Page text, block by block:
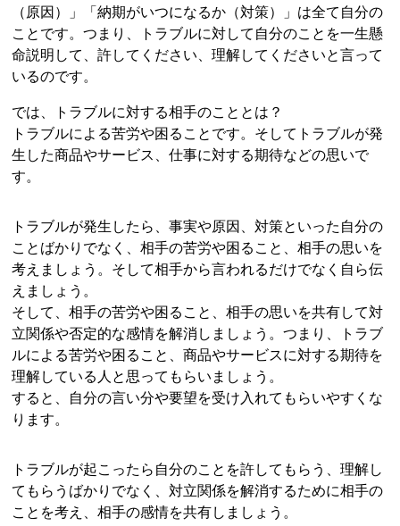
（原因）」「納期がいつになるか（対策）」は全て自分の
ことです。つまり、トラブルに対して自分のことを一生懸
命説明して、許してください、理解してくださいと言って
いるのです。
では、トラブルに対する相手のこととは？
トラブルによる苦労や困ることです。そしてトラブルが発
生した商品やサービス、仕事に対する期待などの思いで
す。
トラブルが発生したら、事実や原因、対策といった自分の
ことばかりでなく、相手の苦労や困ること、相手の思いを
考えましょう。そして相手から言われるだけでなく自ら伝
えましょう。
そして、相手の苦労や困ること、相手の思いを共有して対
立関係や否定的な感情を解消しましょう。つまり、トラブ
ルによる苦労や困ること、商品やサービスに対する期待を
理解している人と思ってもらいましょう。
すると、自分の言い分や要望を受け入れてもらいやすくな
ります。
トラブルが起こったら自分のことを許してもらう、理解し
てもらうばかりでなく、対立関係を解消するために相手の
ことを考え、相手の感情を共有しましょう。